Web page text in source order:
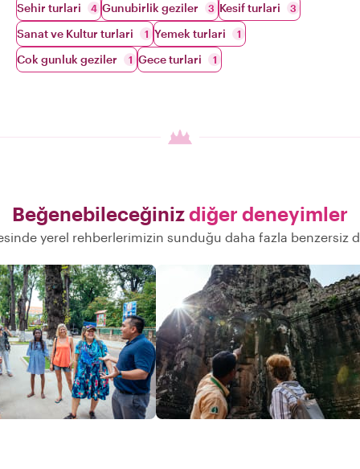
Sehir turlari 4 Gunubirlik geziler 3 Kesif turlari 3
Sanat ve Kultur turlari 1 Yemek turlari 1
Cok gunluk geziler 1 Gece turlari 1
Beğenebileceğinizdiğer deneyimler
yerel rehberlerimizin sunduğu daha fazla benzersiz